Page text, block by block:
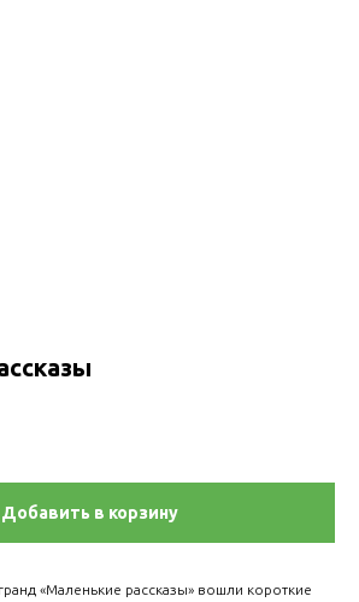
Добавить в корзину
«Маленькие рассказы» вошли короткие